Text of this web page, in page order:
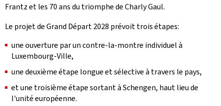
Frantz et les 70 ans du triomphe de Charly Gaul.
Le projet de Grand Départ 2028 prévoit trois étapes:
une ouverture par un contre-la-montre individuel à
Luxembourg-Ville,
une deuxième étape longue et sélective à travers le pays,
et une troisième étape sortant à Schengen, haut lieu de
l'unité européenne.